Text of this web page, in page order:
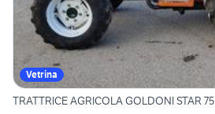
Vetrina
TRATTRICE AGRICOLA GOLDONI STAR